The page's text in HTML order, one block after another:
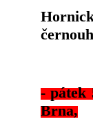
- pátek
Brna,